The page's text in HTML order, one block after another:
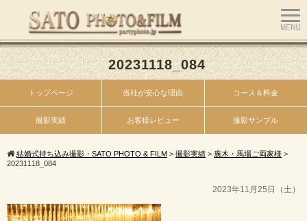
20231118_084
トップページ 当社が安心な理由 コース＆料金
撮影実績 お客様レビュー 撮影サンプル
結婚式持ち込み撮影・SATO PHOTO & FILM > 撮影実績 > 廣木・馬場ご両家様 >
20231118_084
2023年11月25日（土）